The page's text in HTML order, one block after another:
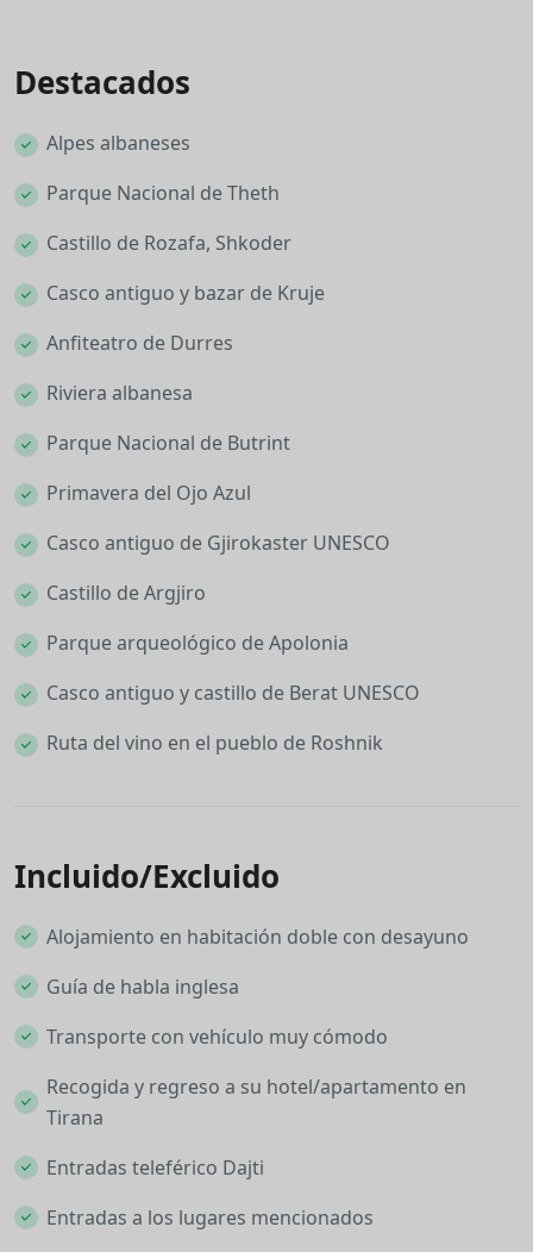
Destacados
Alpes albaneses
Parque Nacional de Theth
Castillo de Rozafa, Shkoder
Casco antiguo y bazar de Kruje
Anfiteatro de Durres
Riviera albanesa
Parque Nacional de Butrint
Primavera del Ojo Azul
Casco antiguo de Gjirokaster UNESCO
Castillo de Argjiro
Parque arqueológico de Apolonia
Casco antiguo y castillo de Berat UNESCO
Ruta del vino en el pueblo de Roshnik
Incluido/Excluido
Alojamiento en habitación doble con desayuno
Guía de habla inglesa
Transporte con vehículo muy cómodo
Recogida y regreso a su hotel/apartamento en
Tirana
Entradas teleférico Dajti
Entradas a los lugares mencionados